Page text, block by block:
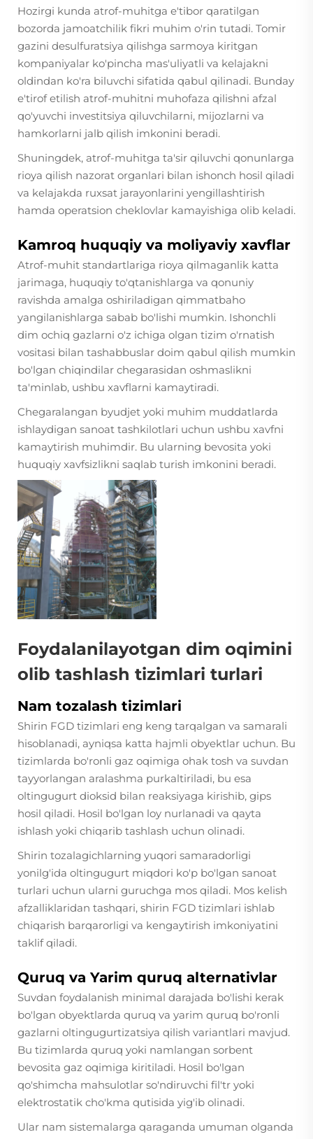
Hozirgi kunda atrof-muhitga e'tibor qaratilgan
bozorda jamoatchilik fikri muhim o'rin tutadi. Tomir
gazini desulfuratsiya qilishga sarmoya kiritgan
kompaniyalar ko'pincha mas'uliyatli va kelajakni
oldindan ko'ra biluvchi sifatida qabul qilinadi. Bunday
e'tirof etilish atrof-muhitni muhofaza qilishni afzal
qo'yuvchi investitsiya qiluvchilarni, mijozlarni va
hamkorlarni jalb qilish imkonini beradi.
Shuningdek, atrof-muhitga ta'sir qiluvchi qonunlarga
rioya qilish nazorat organlari bilan ishonch hosil qiladi
va kelajakda ruxsat jarayonlarini yengillashtirish
hamda operatsion cheklovlar kamayishiga olib keladi.
Kamroq huquqiy va moliyaviy xavflar
Atrof-muhit standartlariga rioya qilmaganlik katta
jarimaga, huquqiy to'qtanishlarga va qonuniy
ravishda amalga oshiriladigan qimmatbaho
yangilanishlarga sabab bo'lishi mumkin. Ishonchli
dim ochiq gazlarni o'z ichiga olgan tizim o'rnatish
vositasi bilan tashabbuslar doim qabul qilish mumkin
bo'lgan chiqindilar chegarasidan oshmaslikni
ta'minlab, ushbu xavflarni kamaytiradi.
Chegaralangan byudjet yoki muhim muddatlarda
ishlaydigan sanoat tashkilotlari uchun ushbu xavfni
kamaytirish muhimdir. Bu ularning bevosita yoki
huquqiy xavfsizlikni saqlab turish imkonini beradi.
Foydalanilayotgan dim oqimini
olib tashlash tizimlari turlari
Nam tozalash tizimlari
Shirin FGD tizimlari eng keng tarqalgan va samarali
hisoblanadi, ayniqsa katta hajmli obyektlar uchun. Bu
tizimlarda bo'ronli gaz oqimiga ohak tosh va suvdan
tayyorlangan aralashma purkaltiriladi, bu esa
oltingugurt dioksid bilan reaksiyaga kirishib, gips
hosil qiladi. Hosil bo'lgan loy nurlanadi va qayta
ishlash yoki chiqarib tashlash uchun olinadi.
Shirin tozalagichlarning yuqori samaradorligi
yonilg'ida oltingugurt miqdori ko'p bo'lgan sanoat
turlari uchun ularni guruchga mos qiladi. Mos kelish
afzalliklaridan tashqari, shirin FGD tizimlari ishlab
chiqarish barqarorligi va kengaytirish imkoniyatini
taklif qiladi.
Quruq va Yarim quruq alternativlar
Suvdan foydalanish minimal darajada bo'lishi kerak
bo'lgan obyektlarda quruq va yarim quruq bo'ronli
gazlarni oltingugurtizatsiya qilish variantlari mavjud.
Bu tizimlarda quruq yoki namlangan sorbent
bevosita gaz oqimiga kiritiladi. Hosil bo'lgan
qo'shimcha mahsulotlar so'ndiruvchi fil'tr yoki
elektrostatik cho'kma qutisida yig'ib olinadi.
Ular nam sistemalarga qaraganda umuman olganda